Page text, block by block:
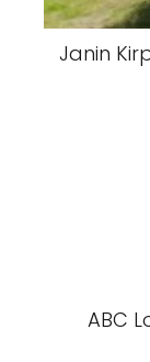
Janin
ABC